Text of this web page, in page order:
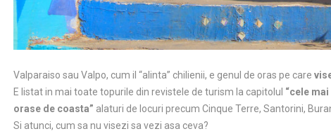
Valparaiso sau Valpo, cum il “alinta” chilienii, e genul de oras pe care
E listat in mai toate topurile din revistele de turism la capitolul “cele
orase de coasta” alaturi de locuri precum Cinque Terre, Santorini,
Si atunci, cum sa nu visezi sa vezi asa ceva?